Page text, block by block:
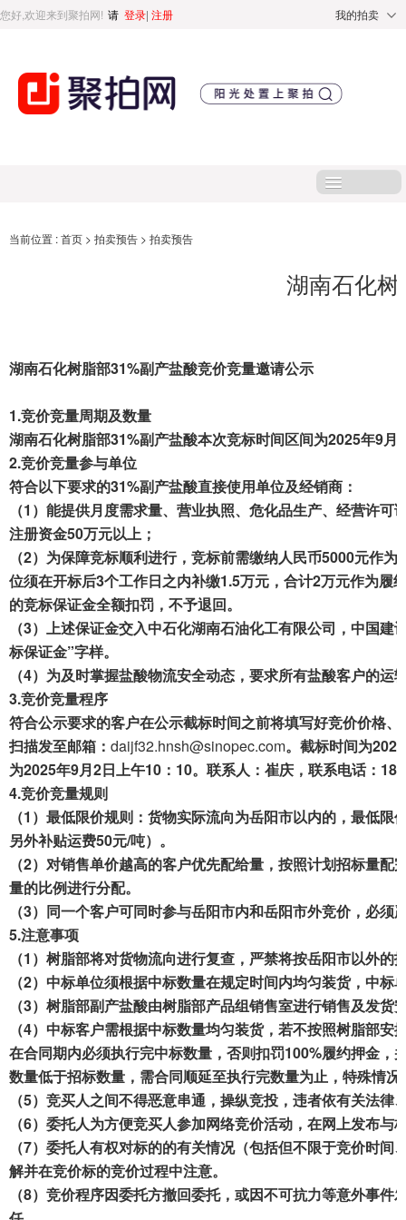
您好,欢迎来到聚拍网! 请 登录| 注册 我的拍卖
首页
处置专区
聚循环
废钢行情
帮助中心
当前位置 :首页 > 拍卖预告 > 拍卖预告
湖南石化
湖南石化树脂部31%副产盐酸竞价竞量邀请公示
1.竞价竞量周期及数量
湖南石化树脂部31%副产盐酸本次竞标时间区间为2025年9月
2.竞价竞量参与单位
符合以下要求的31%副产盐酸直接使用单位及经销商：
（1）能提供月度需求量、营业执照、危化品生产、 经营许可
注册资金50万元以上；
（2）为保障竞标顺利进行， 竞标前需缴纳人民币5000元作为
位须在开标后3个工作日之内补缴1.5万元，合计2万元作为履
的竞标保证金全额扣罚 ， 不予退回。
（3）上述保证金交入中石化湖南石油化工有限公司 ，中国建
标保证金”字样。
（4）为及时掌握盐酸物流安全动态，要求所有盐酸客户的
3.竞价竞量程序
符合公示要求的客户在公示截标时间之前将填写好竞价价格
扫描发至邮箱： daijf32.hnsh@sinopec.com。截标时间为
为2025年9月2日上午10 ： 10。联系人 ： 崔庆 ， 联系电话：
4.竞价竞量规则
（1）最低限价规则： 货物实际流向为岳阳市以内的，最低限
另外补贴运费50元/吨）。
（2）对销售单价越高的客户优先配给量，按照计划招标量配
量的比例进行分配。
（3）同一个客户可同时参与岳阳市内和岳阳市外竞价，必
5.注意事项
（1）树脂部将对货物流向进行复查，严禁将按岳阳市以外
（2）中标单位须根据中标数量在规定时间内均匀装货， 中标
（3）树脂部副产盐酸由树脂部产品组销售室进行销售及发货
（4）中标客户需根据中标数量均匀装货， 若不按照树脂部安
在合同期内必须执行完中标数量，否则扣罚100%履约押金，
数量低于招标数量，需合同顺延至执行完数量为止， 特殊情况
（5）竞买人之间不得恶意串通，操纵竞投，违者依有关法律
（6）委托人为方便竞买人参加网络竞价活动，在网上发布
（7）委托人有权对标的的有关情况（包括但不限于竞价时
解并在竞价标的竞价过程中注意。
（8）竞价程序因委托方撤回委托，或因不可抗力等意外事